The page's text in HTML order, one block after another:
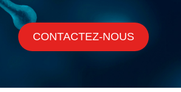
CONTACTEZ-NOUS